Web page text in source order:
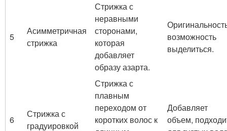
5
Асимметричная
стрижка
Стрижка с
неравными
сторонами,
которая
добавляет
образу азарта.
возможность
выделиться.
6
Стрижка с
градуировкой
Стрижка с
плавным
переходом от
коротких волос к
Добавляет
объем,